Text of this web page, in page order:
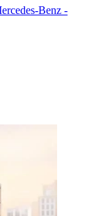
Benz -